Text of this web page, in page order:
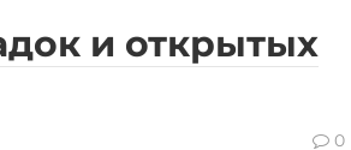
и открытых
0